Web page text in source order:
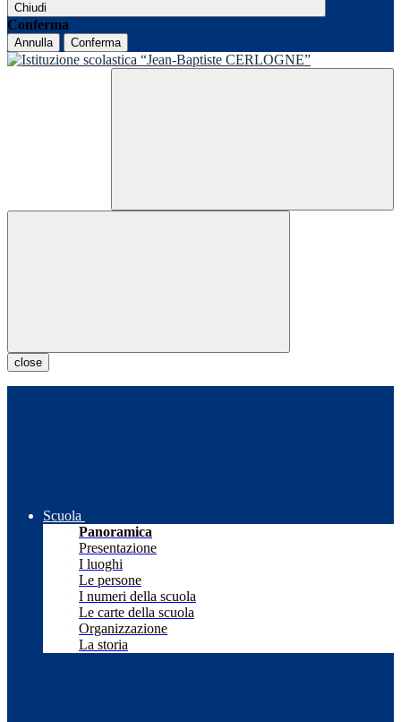
Chiudi
Conferma
Annulla Conferma
close
Scuola
Panoramica
Presentazione
I luoghi
Le persone
I numeri della scuola
Le carte della scuola
Organizzazione
La storia